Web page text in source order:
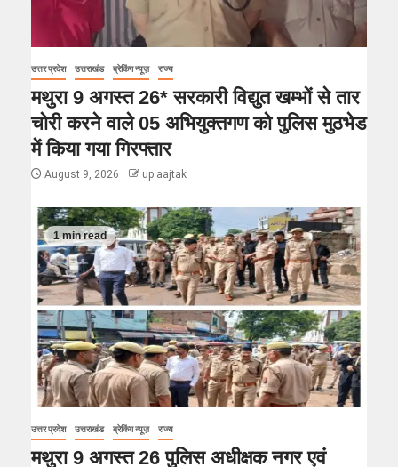
उत्तर प्रदेश उत्तराखंड ब्रेकिंग न्यूज़ राज्य
मथुरा 9 अगस्त 26* सरकारी विद्युत खम्भों से तार
चोरी करने वाले 05 अभियुक्तगण को पुलिस मुठभेड
में किया गया गिरफ्तार
August 9, 2026 up aajtak
1 min read
उत्तर प्रदेश उत्तराखंड ब्रेकिंग न्यूज़ राज्य
मथुरा 9 अगस्त 26 पुलिस अधीक्षक नगर एवं